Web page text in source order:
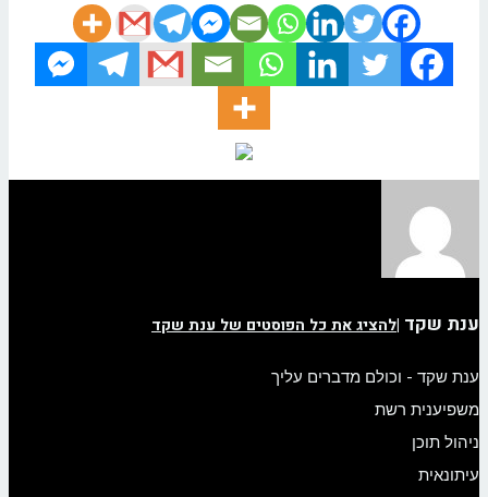
ענת שקד |להציג את כל הפוסטים של ענת שקד
ענת שקד - וכולם מדברים עליך
משפיענית רשת
ניהול תוכן
עיתונאית